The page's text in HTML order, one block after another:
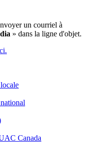
un courriel à
» dans la ligne d'objet.
Canada